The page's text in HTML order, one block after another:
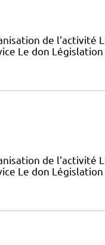
de l'activité
Le don
de l'activité
Le don